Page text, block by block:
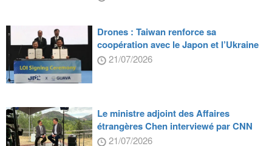
Drones : Taiwan renforce sa
coopération avec le Japon et l’Ukraine
21/07/2026
Le ministre adjoint des Affaires
étrangères Chen interviewé par CNN
21/07/2026